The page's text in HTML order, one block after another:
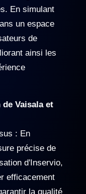
En simulant
un espace
de
ainsi les
Vaisala et
: En
précise de
d'Inservio,
efficacement
la qualité